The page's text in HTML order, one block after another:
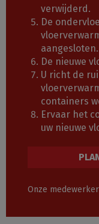
verwijderd.
De
aangesloten.
De nieuwe
U richt de
containers
Ervaar het
uw nieuwe
Onze